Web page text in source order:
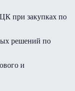
при закупках по
решений по
и